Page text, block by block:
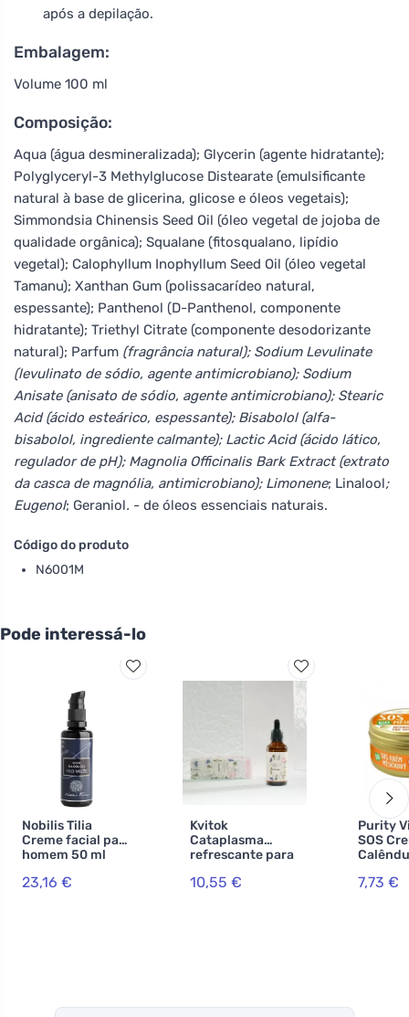
após a depilação.
Embalagem:
Volume 100 ml
Composição:
Aqua (água desmineralizada); Glycerin (agente hidratante);
Polyglyceryl-3 Methylglucose Distearate (emulsificante
natural à base de glicerina, glicose e óleos vegetais);
Simmondsia Chinensis Seed Oil (óleo vegetal de jojoba de
qualidade orgânica); Squalane (fitosqualano, lipídio
vegetal); Calophyllum Inophyllum Seed Oil (óleo vegetal
Tamanu); Xanthan Gum (polissacarídeo natural,
espessante); Panthenol (D-Panthenol, componente
hidratante); Triethyl Citrate (componente desodorizante
natural); Parfum (fragrância natural); Sodium Levulinate
(levulinato de sódio, agente antimicrobiano); Sodium
Anisate (anisato de sódio, agente antimicrobiano); Stearic
Acid (ácido esteárico, espessante); Bisabolol (alfa-
bisabolol, ingrediente calmante); Lactic Acid (ácido lático,
regulador de pH); Magnolia Officinalis Bark Extract (extrato
da casca de magnólia, antimicrobiano); Limonene; Linalool;
Eugenol; Geraniol. - de óleos essenciais naturais.
Código do produto
N6001M
Pode interessá-lo
Nobilis Tilia
Creme facial para
homem 50 ml
23,16 €
Kvitok
Cataplasma
refrescante para
10,55 €
Purity
SOS
7,73 €